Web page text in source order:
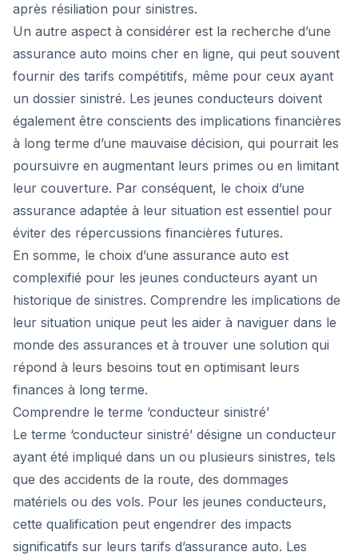
après résiliation pour sinistres.
Un autre aspect à considérer est la recherche d’une
assurance auto moins cher en ligne, qui peut souvent
fournir des tarifs compétitifs, même pour ceux ayant
un dossier sinistré. Les jeunes conducteurs doivent
également être conscients des implications financières
à long terme d’une mauvaise décision, qui pourrait les
poursuivre en augmentant leurs primes ou en limitant
leur couverture. Par conséquent, le choix d’une
assurance adaptée à leur situation est essentiel pour
éviter des répercussions financières futures.
En somme, le choix d’une assurance auto est
complexifié pour les jeunes conducteurs ayant un
historique de sinistres. Comprendre les implications de
leur situation unique peut les aider à naviguer dans le
monde des assurances et à trouver une solution qui
répond à leurs besoins tout en optimisant leurs
finances à long terme.
Comprendre le terme ‘conducteur sinistré’
Le terme ‘conducteur sinistré’ désigne un conducteur
ayant été impliqué dans un ou plusieurs sinistres, tels
que des accidents de la route, des dommages
matériels ou des vols. Pour les jeunes conducteurs,
cette qualification peut engendrer des impacts
significatifs sur leurs tarifs d’assurance auto. Les